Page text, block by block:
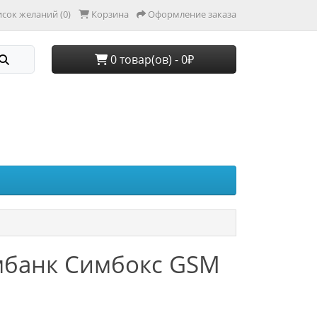
желаний (0) Корзина Оформление заказа
0 товар(ов) - 0₽
Симбокс GSM